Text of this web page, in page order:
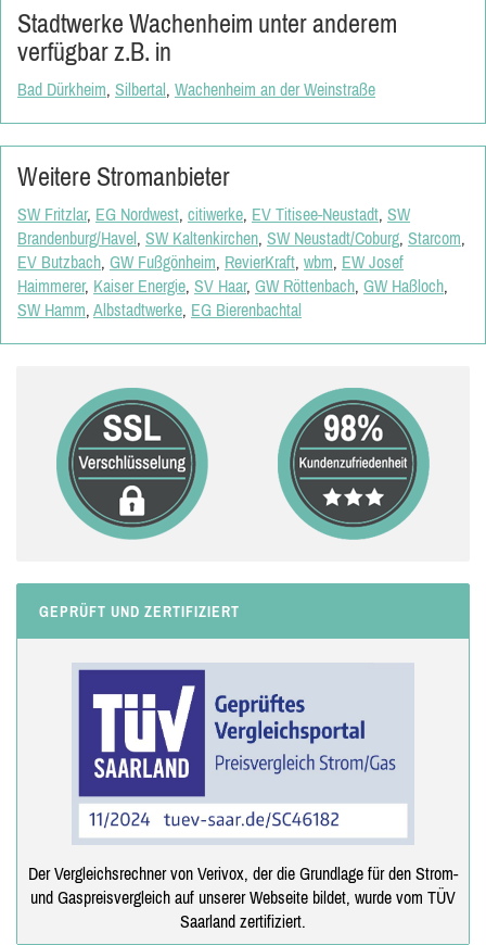
Stadtwerke Wachenheim unter anderem
verfügbar z.B. in
Bad Dürkheim, Silbertal, Wachenheim an der Weinstraße
Weitere Stromanbieter
SW Fritzlar, EG Nordwest, citiwerke, EV Titisee-Neustadt, SW
Brandenburg/Havel, SW Kaltenkirchen, SW Neustadt/Coburg, Starcom,
EV Butzbach, GW Fußgönheim, RevierKraft, wbm, EW Josef
Haimmerer, Kaiser Energie, SV Haar, GW Röttenbach, GW Haßloch,
SW Hamm, Albstadtwerke, EG Bierenbachtal
GEPRÜFT UND ZERTIFIZIERT
Der Vergleichsrechner von Verivox, der die Grundlage für den Strom-
und Gaspreisvergleich auf unserer Webseite bildet, wurde vom TÜV
Saarland zertifiziert.